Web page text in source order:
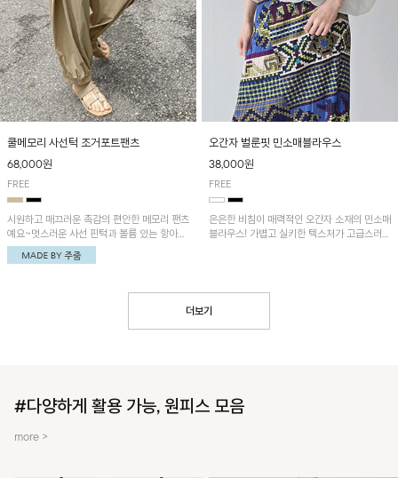
쿨메모리 사선턱 조거포트팬츠
68,000원
FREE
시원하고 매끄러운 촉감의 편안한 메모리 팬츠
예요~멋스러운 사선 핀턱과 볼륨 있는 항아리
핏이 유니크한 아이템!
오간자 벌룬핏 민소매블라우스
38,000원
FREE
은은한 비침이 매력적인 오간자 소재의 민소매
블라우스! 가볍고 실키한 텍스처가 고급스러운
더보기
#다양하게 활용 가능, 원피스 모음
more >